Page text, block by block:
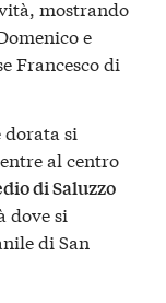
mostrando
e
Francesco di
si
al centro
di Saluzzo
dove si
di San